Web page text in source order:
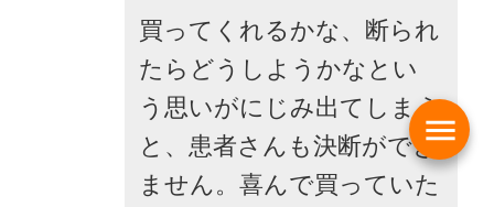
買ってくれるかな、断られ
たらどうしようかなとい
う思いがにじみ出てしまう
と、患者さんも決断ができ
ません。喜んで買っていた
menu